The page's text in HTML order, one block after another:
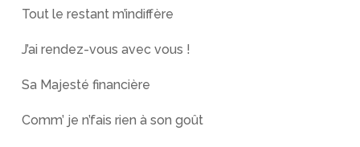
Tout le restant m’indiffère
J’ai rendez-vous avec vous !
Sa Majesté financière
Comm’ je n’fais rien à son goût